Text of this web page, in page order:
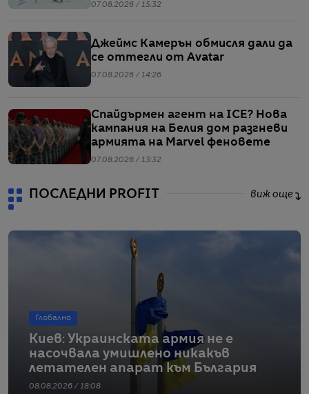
07.08.2026 / 15:32
Джеймс Камерън обмисля дали да
се оттегли от Avatar
07.08.2026 / 14:26
Спайдърмен агент на ICE? Нова
кампания на Белия дом разгневи
армията на Marvel феновете
07.08.2026 / 13:32
ПОСЛЕДНИ PROFIT виж още
Глобално
Киев: Украинската армия не е
насочвала умишлено никакъв
летателен апарат към България
08.08.2026 / 18:08